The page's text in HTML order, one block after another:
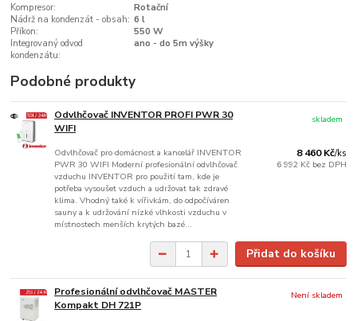
Kompresor:
Rotační
Nádrž na kondenzát - obsah: 6 l
Příkon:
550 W
Integrovaný odvod
kondenzátu:
ano - do 5m výšky
Podobné produkty
Odvlhčovač INVENTOR PROFI PWR 30
WIFI
Odvlhčovač pro domácnost a kancelář INVENTOR
PWR 30 WIFI Moderní profesionální odvlhčovač
vzduchu INVENTOR pro použití tam, kde je
potřeba vysoušet vzduch a udržovat tak zdravé
klima. Vhodný také k vířivkám, do odpočíváren
sauny a k udržování nízké vlhkosti vzduchu v
místnostech menších krytých bazé...
8 460 Kč/ks
6 992 Kč bez DPH
skladem
Přidat do košíku
Profesionální odvlhčovač MASTER
Kompakt DH 721P
Není skladem